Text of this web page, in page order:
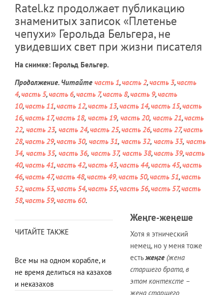
Ratel.kz продолжает публикацию
знаменитых записок «Плетенье
чепухи» Герольда Бельгера, не
увидевших свет при жизни писателя
На снимке: Герольд Бельгер.
Продолжение. Читайте часть 1,часть 2,часть 3,часть
4,часть 5,часть 6,часть 7,часть 8,часть 9,часть
10,часть 11,часть 12,часть 13,часть 14,часть 15,часть
16,часть 17,часть 18, часть 19, часть 20, часть 21,часть
22, часть 23, часть 24,часть 25,часть 26,часть 27,часть
28,часть 29,часть 30, часть 31, часть 32, часть 33, часть
34, часть 35, часть 36, часть 37, часть 38,часть 39,часть
40,часть 41,часть 42,часть 43,часть 44,часть 45,часть
46,часть 47,часть 48,часть 49, часть 50,часть 51,часть
52,часть 53,часть 54,часть 55,часть 56,часть 57,часть
58,часть 59,часть 60.
ЧИТАЙТЕ ТАКЖЕ
Все мы на одном корабле, и
не время делиться на казахов
и неказахов
Жеңге-жеңеше
Хотя я этнический
немец, но у меня тоже
естьжеңге (жена
старшего брата, в
этом контексте –
жена старшего